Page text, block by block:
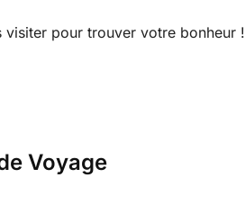
visiter pour trouver votre bonheur !
Voyage